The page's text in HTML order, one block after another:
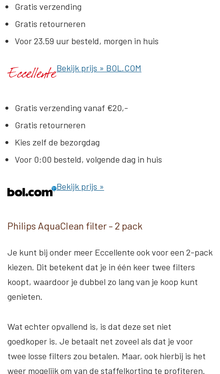
Gratis verzending
Gratis retourneren
Voor 23.59 uur besteld, morgen in huis
Bekijk prijs » BOL.COM
Gratis verzending vanaf €20,-
Gratis retourneren
Kies zelf de bezorgdag
Voor 0:00 besteld, volgende dag in huis
Bekijk prijs »
Philips AquaClean filter – 2 pack
Je kunt bij onder meer Eccellente ook voor een 2-pack
kiezen. Dit betekent dat je in één keer twee filters
koopt, waardoor je dubbel zo lang van je koop kunt
genieten.
Wat echter opvallend is, is dat deze set niet
goedkoper is. Je betaalt net zoveel als dat je voor
twee losse filters zou betalen. Maar, ook hierbij is het
weer mogelijk om van de staffelkorting te profiteren.